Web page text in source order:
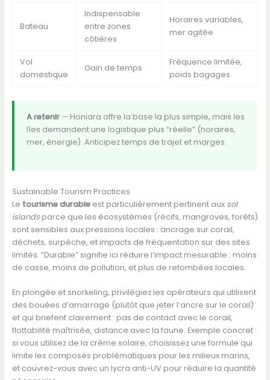
Bateau
Indispensable
entre zones
côtières
Horaires variables,
mer agitée
Vol
domestique
Gain de temps
Fréquence limitée,
poids bagages
A retenir— Honiara offre la base la plus simple, mais les
îles demandent une logistique plus “réelle” (horaires,
mer, énergie). Anticipez temps de trajet et marges.
Sustainable Tourism Practices
Le tourisme durableest particulièrement pertinent aux sol
islandsparce que les écosystèmes (récifs, mangroves, forêts)
sont sensibles aux pressions locales : ancrage sur corail,
déchets, surpêche, et impacts de fréquentation sur des sites
limités. “Durable” signifie ici réduire l’impact mesurable : moins
de casse, moins de pollution, et plus de retombées locales.
En plongée et snorkeling, privilégiez les opérateurs qui utilisent
des bouées d’amarrage (plutôt que jeter l’ancre sur le corail)
et qui briefent clairement : pas de contact avec le corail,
flottabilité maîtrisée, distance avec la faune. Exemple concret :
si vous utilisez de la crème solaire, choisissez une formule qui
limite les composés problématiques pour les milieux marins,
et couvrez-vous avec un lycra anti-UV pour réduire la quantité